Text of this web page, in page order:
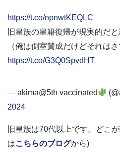
https://t.co/npnwtKEQLC
旧皇族の皇籍復帰が現実的だと
（俺は側室賛成だけどそれはさ
https://t.co/G3Q0SpvdHT
— akima@5th vaccinated
2024
旧皇族は70代以上です。どこ
はこちらのブログから)